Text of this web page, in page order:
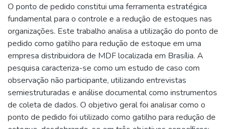
O ponto de pedido constitui uma ferramenta estratégica
fundamental para o controle e a redução de estoques nas
organizações. Este trabalho analisa a utilização do ponto de
pedido como gatilho para redução de estoque em uma
empresa distribuidora de MDF localizada em Brasília. A
pesquisa caracteriza-se como um estudo de caso com
observação não participante, utilizando entrevistas
semiestruturadas e análise documental como instrumentos
de coleta de dados. O objetivo geral foi analisar como o
ponto de pedido foi utilizado como gatilho para redução de